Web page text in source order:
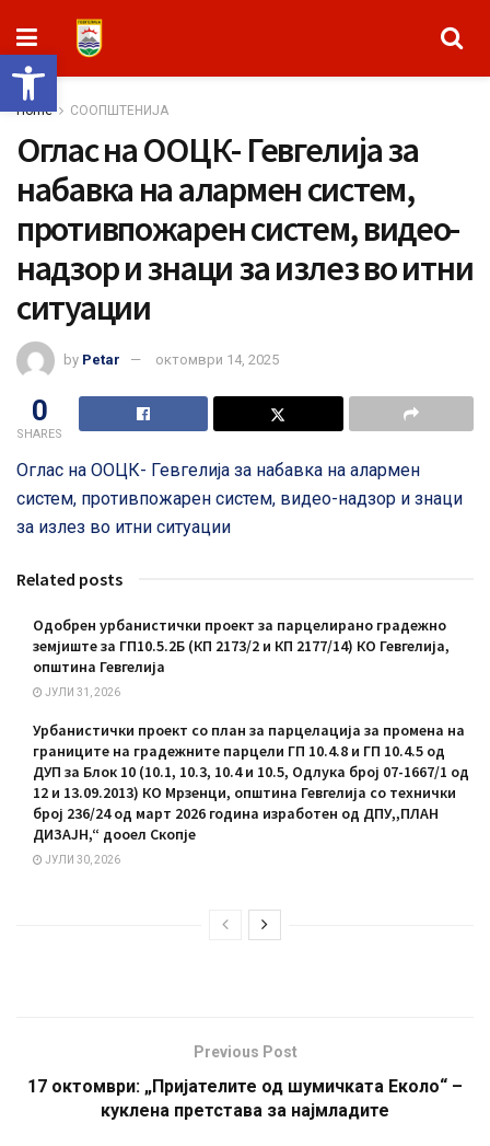
Open toolbar
Home СООПШТЕНИЈА
Оглас на ООЦК- Гевгелија за
набавка на алармен систем,
противпожарен систем, видео-
надзор и знаци за излез во итни
ситуации
by Petar октомври 14, 2025
0
SHARES
Оглас на ООЦК- Гевгелија за набавка на алармен
систем, противпожарен систем, видео-надзор и знаци
за излез во итни ситуации
Related posts
Одобрен урбанистички проект за парцелирано градежно
земјиште за ГП10.5.2Б (КП 2173/2 и КП 2177/14) КО Гевгелија,
општина Гевгелија
ЈУЛИ 31, 2026
Урбанистички проект со план за парцелација за промена на
границите на градежните парцели ГП 10.4.8 и ГП 10.4.5 од
ДУП за Блок 10 (10.1, 10.3, 10.4 и 10.5, Одлука број 07-1667/1 од
12 и 13.09.2013) КО Мрзенци, општина Гевгелија со технички
број 236/24 од март 2026 година изработен од ДПУ,,ПЛАН
ДИЗАЈН,“ дооел Скопје
ЈУЛИ 30, 2026
Previous Post
17 октомври: „Пријателите од шумичката Еколо“ –
куклена претстава за најмладите